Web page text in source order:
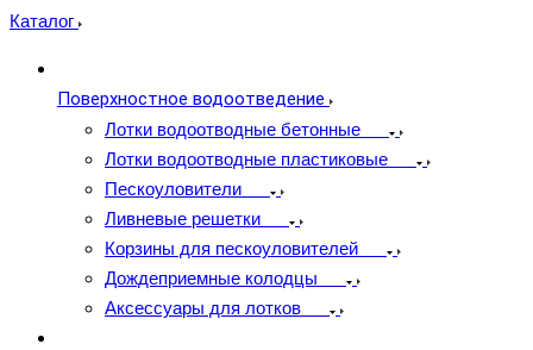
Каталог
Поверхностное водоотведение
Лотки водоотводные бетонные
Лотки водоотводные пластиковые
Пескоуловители
Ливневые решетки
Корзины для пескоуловителей
Дождеприемные колодцы
Аксессуары для лотков